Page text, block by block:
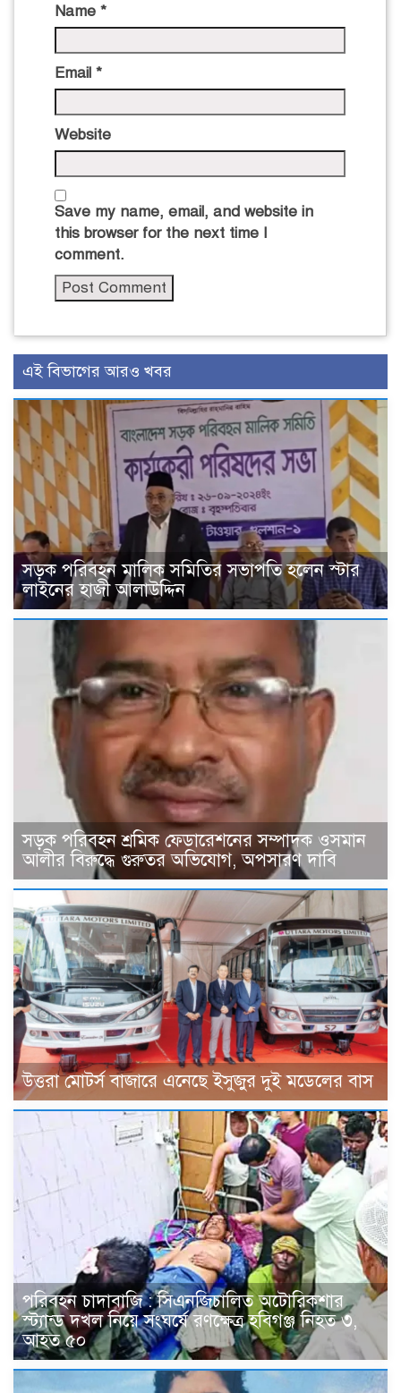
Name *
Email *
Website
Save my name, email, and website in
this browser for the next time I
comment.
এই বিভাগের আরও খবর
সড়ক পরিবহন মালিক সমিতির সভাপতি হলেন স্টার
লাইনের হাজী আলাউদ্দিন
সড়ক পরিবহন শ্রমিক ফেডারেশনের সম্পাদক ওসমান
আলীর বিরুদ্ধে গুরুতর অভিযোগ, অপসারণ দাবি
উত্তরা মোটর্স বাজারে এনেছে ইসুজুর দুই মডেলের বাস
পরিবহন চাদাবাজি : সিএনজিচালিত অটোরিকশার
স্ট্যান্ড দখল নিয়ে সংঘর্ষে রণক্ষেত্র হবিগঞ্জ নিহত ৩,
আহত ৫০